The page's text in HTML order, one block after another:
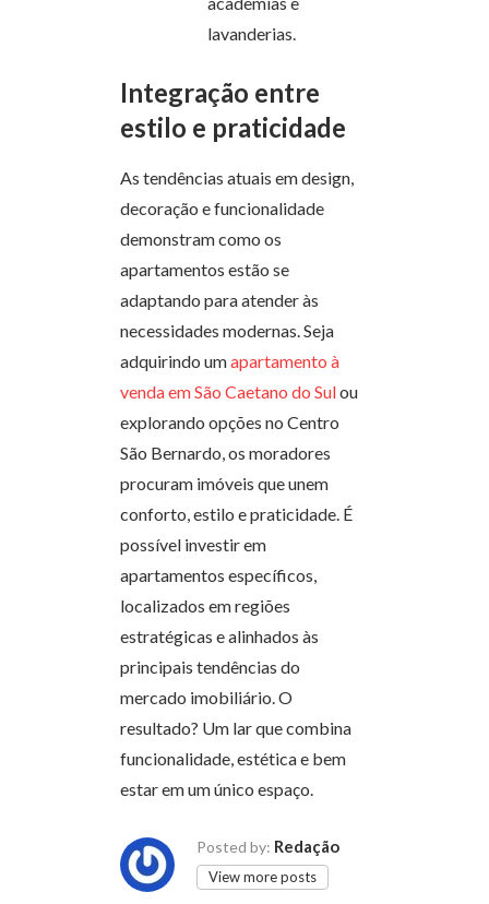
lavanderias.
Integração entre
estilo e praticidade
As tendências atuais em design,
decoração e funcionalidade
demonstram como os
apartamentos estão se
adaptando para atender às
necessidades modernas. Seja
adquirindo umapartamento à
venda em São Caetano do Sulou
explorando opções no Centro
São Bernardo, os moradores
procuram imóveis que unem
conforto, estilo e praticidade. É
possível investir em
apartamentos específicos,
localizados em regiões
estratégicas e alinhados às
principais tendências do
mercado imobiliário. O
resultado? Um lar que combina
funcionalidade, estética e bem
estar em um único espaço.
Posted by: Redação
View more posts